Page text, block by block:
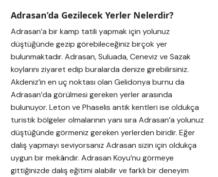
Adrasan’da Gezilecek Yerler Nelerdir?
Adrasan’a bir kamp tatili yapmak için yolunuz
düştüğünde gezip görebileceğiniz birçok yer
bulunmaktadır. Adrasan, Suluada, Ceneviz ve Sazak
koylarını ziyaret edip buralarda denize girebilirsiniz.
Akdeniz’in en uç noktası olan Gelidonya burnu da
Adrasan’da görülmesi gereken yerler arasında
bulunuyor. Leton ve Phaselis antik kentleri ise oldukça
turistik bölgeler olmalarının yanı sıra Adrasan’a yolunuz
düştüğünde görmeniz gereken yerlerden biridir. Eğer
dalış yapmayı seviyorsanız Adrasan sizin için oldukça
uygun bir mekândır. Adrasan Koyu’nu görmeye
gittiğinizde dalış eğitimi alabilir ve farklı bir deneyim